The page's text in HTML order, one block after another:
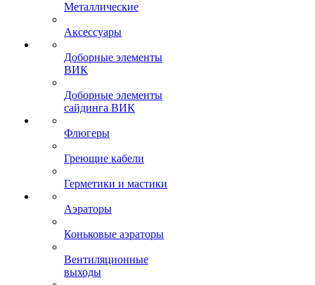
Металлические
Аксессуары
Доборные элементы
ВИК
Доборные элементы
сайдинга ВИК
Флюгеры
Греющие кабели
Герметики и мастики
Аэраторы
Коньковые аэраторы
Вентиляционные
выходы